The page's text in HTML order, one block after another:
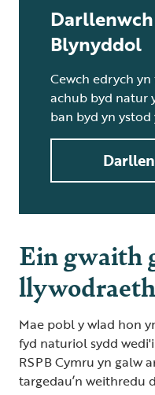
Blynyddol
Cewch edrych
achub byd natur
ban byd yn
Ein gwaith
llywodraeth
Mae pobl y wlad hon
fyd naturiol sydd
RSPB Cymru yn galw
targedau’n weithredu